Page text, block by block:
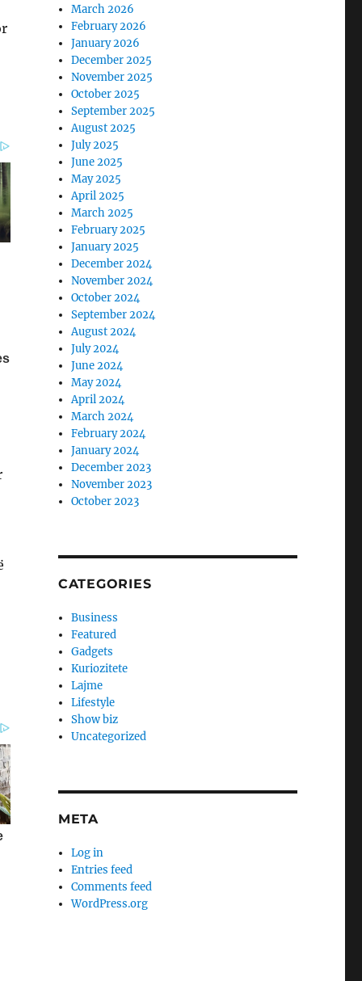
March 2026
February 2026
January 2026
December 2025
November 2025
October 2025
September 2025
August 2025
July 2025
June 2025
May 2025
April 2025
March 2025
February 2025
January 2025
December 2024
November 2024
October 2024
September 2024
August 2024
July 2024
June 2024
May 2024
April 2024
March 2024
February 2024
January 2024
December 2023
November 2023
October 2023
CATEGORIES
Business
Featured
Gadgets
Kuriozitete
Lajme
Lifestyle
Show biz
Uncategorized
META
Log in
Entries feed
Comments feed
WordPress.org